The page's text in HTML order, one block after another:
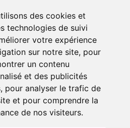
des cookies et
technologies de suivi
votre expérience
sur notre site, pour
un contenu
et des publicités
pour analyser le trafic de
et pour comprendre la
de nos visiteurs.
et offres actuels
à jour dans votre e-mail